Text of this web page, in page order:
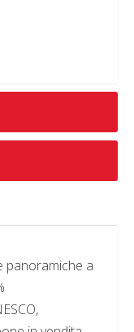
panoramiche a